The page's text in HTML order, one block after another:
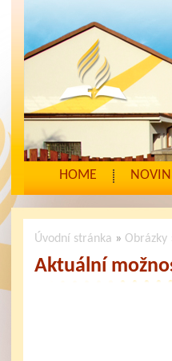
HOME
Úvodní stránka » Obrázky
Aktuální